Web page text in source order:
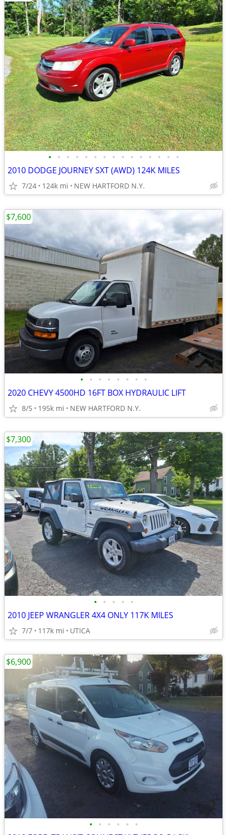
• • • • • • • • • • • • • • •
2010 DODGE JOURNEY SXT (AWD) 124K MILES
7/24 124k mi NEW HARTFORD N.Y.
• • • • • • • •
2020 CHEVY 4500HD 16FT BOX HYDRAULIC LIFT
8/5 195k mi NEW HARTFORD N.Y.
$7,600
• • • • •
2010 JEEP WRANGLER 4X4 ONLY 117K MILES
7/7 117k mi UTICA
$7,300
• • • • • •
$6,900